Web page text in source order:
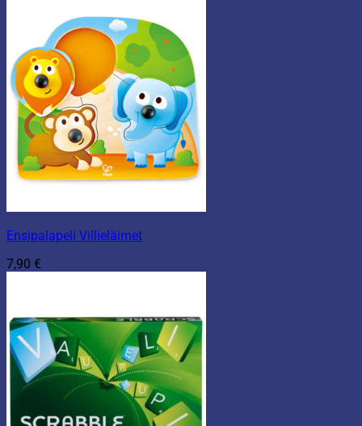
Ensipalapeli Villieläimet
7,90 €